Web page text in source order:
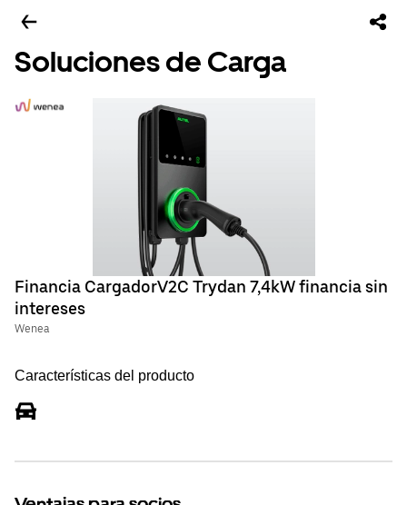
Soluciones de Carga
Financia CargadorV2C Trydan 7,4kW financia sin
intereses
Wenea
Características del producto